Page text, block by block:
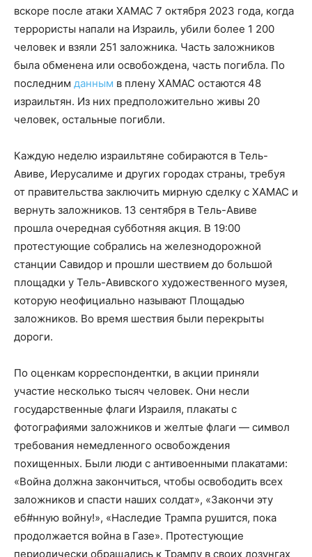
вскоре после атаки ХАМАС 7 октября 2023 года, когда
террористы напали на Израиль, убили более 1 200
человек и взяли 251 заложника. Часть заложников
была обменена или освобождена, часть погибла. По
последним данным в плену ХАМАС остаются 48
израильтян. Из них предположительно живы 20
человек, остальные погибли.
Каждую неделю израильтяне собираются в Тель-
Авиве, Иерусалиме и других городах страны, требуя
от правительства заключить мирную сделку с ХАМАС и
вернуть заложников. 13 сентября в Тель-Авиве
прошла очередная субботняя акция. В 19:00
протестующие собрались на железнодорожной
станции Савидор и прошли шествием до большой
площадки у Тель-Авивского художественного музея,
которую неофициально называют Площадью
заложников. Во время шествия были перекрыты
дороги.
По оценкам корреспондентки, в акции приняли
участие несколько тысяч человек. Они несли
государственные флаги Израиля, плакаты с
фотографиями заложников и желтые флаги — символ
требования немедленного освобождения
похищенных. Были люди с антивоенными плакатами:
«Война должна закончиться, чтобы освободить всех
заложников и спасти наших солдат», «Закончи эту
еб#нную войну!», «Наследие Трампа рушится, пока
продолжается война в Газе». Протестующие
периодически обращались к Трампу в своих лозунгах